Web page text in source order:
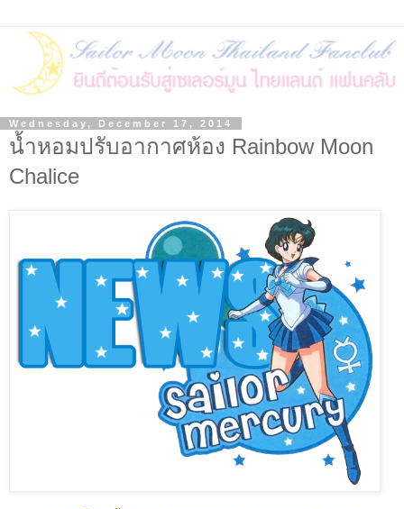
Wednesday, December 17, 2014
น้ำหอมปรับอากาศห้อง Rainbow Moon
Chalice